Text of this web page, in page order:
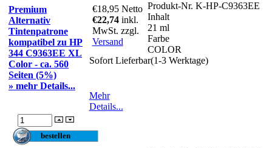
Premium
Alternativ
Tintenpatrone
kompatibel zu HP
344 C9363EE XL
Color - ca. 560
Seiten (5%)
» mehr Details...
€18,95 Netto
€22,74 inkl.
MwSt. zzgl.
Versand
Produkt-Nr. K-HP-C9363EE
Inhalt
21 ml
Farbe
COLOR
Sofort Lieferbar(1-3 Werktage)
Mehr
Details...